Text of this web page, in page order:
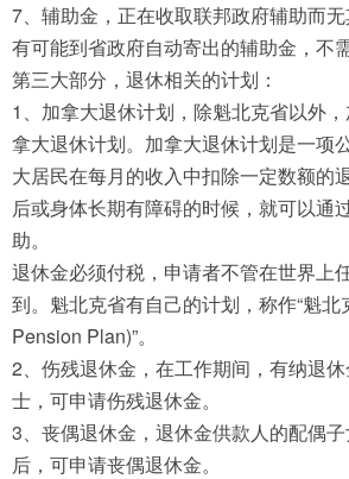
7、辅助金，正在收取联邦政府辅助而
有可能到省政府自动寄出的辅助金，不
第三大部分，退休相关的计划：
1、加拿大退休计划，除魁北克省以外
拿大退休计划。加拿大退休计划是一项
大居民在每月的收入中扣除一定数额的
后或身体长期有障碍的时候，就可以通
助。
退休金必须付税，申请者不管在世界上
到。魁北克省有自己的计划，称作“魁
Pension Plan)”。
2、伤残退休金，在工作期间，有纳退
士，可申请伤残退休金。
3、丧偶退休金，退休金供款人的配偶
后，可申请丧偶退休金。